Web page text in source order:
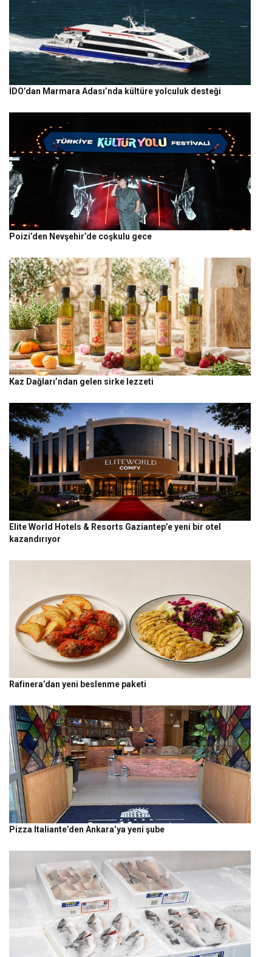
İDO’dan Marmara Adası’nda kültüre yolculuk desteği
Poizi’den Nevşehir’de coşkulu gece
Kaz Dağları’ndan gelen sirke lezzeti
Elite World Hotels & Resorts Gaziantep’e yeni bir otel
kazandırıyor
Rafinera’dan yeni beslenme paketi
Pizza Italiante’den Ankara’ya yeni şube